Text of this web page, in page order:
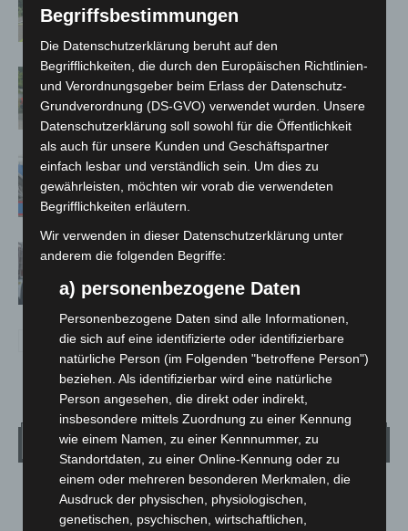
Neuwarmbüchen schnell eingedämmt
Region Hannover: 21 neue
Notfallsanitäter starten beim Roten
Kreuz
Mann läuft mit Hockeyschläger über
A7 – Polizei sucht Zeugen
Celle: Mensch stirbt bei Bagger-Unfall
Wetter
LANGENHAGEN
Mäßig Bewölkt
Begriffsbestimmungen
Die Datenschutzerklärung beruht auf den
Begrifflichkeiten, die durch den Europäischen Richtlinien-
und Verordnungsgeber beim Erlass der Datenschutz-
Grundverordnung (DS-GVO) verwendet wurden. Unsere
Datenschutzerklärung soll sowohl für die Öffentlichkeit
als auch für unsere Kunden und Geschäftspartner
einfach lesbar und verständlich sein. Um dies zu
gewährleisten, möchten wir vorab die verwendeten
Begrifflichkeiten erläutern.
Wir verwenden in dieser Datenschutzerklärung unter
anderem die folgenden Begriffe:
a) personenbezogene Daten
Personenbezogene Daten sind alle Informationen,
die sich auf eine identifizierte oder identifizierbare
natürliche Person (im Folgenden "betroffene Person")
beziehen. Als identifizierbar wird eine natürliche
Person angesehen, die direkt oder indirekt,
insbesondere mittels Zuordnung zu einer Kennung
wie einem Namen, zu einer Kennnummer, zu
Standortdaten, zu einer Online-Kennung oder zu
einem oder mehreren besonderen Merkmalen, die
Ausdruck der physischen, physiologischen,
genetischen, psychischen, wirtschaftlichen,